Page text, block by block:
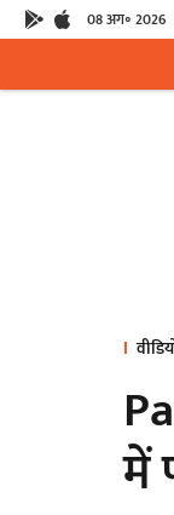
08 अग॰ 2026
में